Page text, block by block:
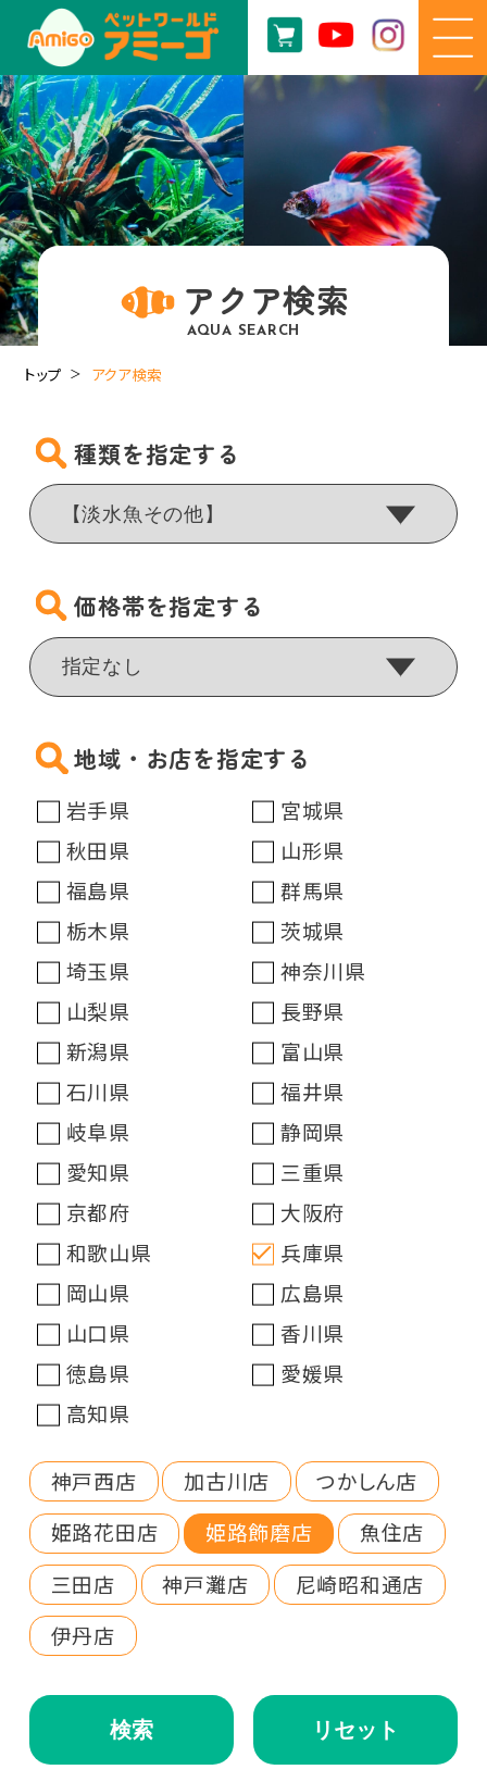
アクア検索
AQUA SEARCH
トップ アクア検索
種類を指定する
価格帯を指定する
地域・お店を指定する
岩手県
宮城県
秋田県
山形県
福島県
群馬県
栃木県
茨城県
埼玉県
神奈川県
山梨県
長野県
新潟県
富山県
石川県
福井県
岐阜県
静岡県
愛知県
三重県
京都府
大阪府
和歌山県
兵庫県
岡山県
広島県
山口県
香川県
徳島県
愛媛県
高知県
神戸西店 加古川店
つかしん店
姫路花田店
姫路飾磨店
魚住店
三田店
神戸灘店
尼崎昭和通店
伊丹店
検索 リセット